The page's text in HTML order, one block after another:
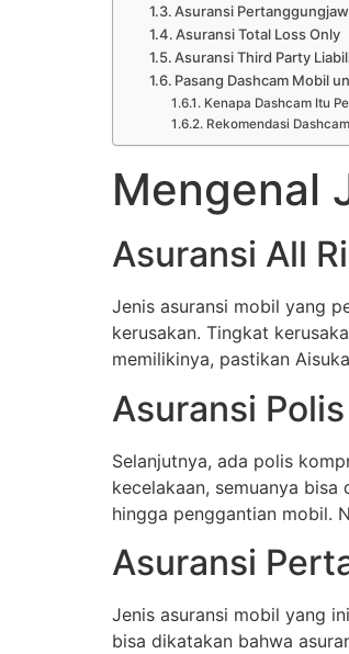
Asuransi
Asuransi Total Loss Only
Asuransi Third Party
Pasang Dashcam Mobil
Kenapa Dashcam Itu
Rekomendasi
Mengenal
Asuransi All
Jenis asuransi mobil yang
kerusakan. Tingkat
memilikinya, pastikan
Asuransi
Selanjutnya, ada polis
kecelakaan, semuanya
hingga penggantian mobil.
Asuransi
Jenis asuransi mobil yang
bisa dikatakan bahwa